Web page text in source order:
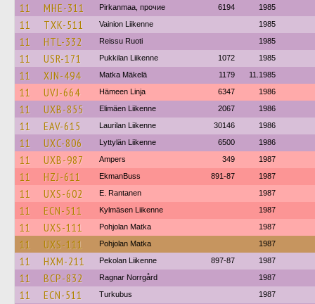
11 MHE-311 Pirkanmaa, прочие 6194 1985
11 TXK-511 Vainion Liikenne 1985
11 HTL-332 Reissu Ruoti 1985
11 USR-171 Pukkilan Liikenne 1072 1985
11 XJN-494 Matka Mäkelä 1179 11.1985
11 UVJ-664 Hämeen Linja 6347 1986
11 UXB-855 Elimäen Liikenne 2067 1986
11 EAV-615 Laurilan Liikenne 30146 1986
11 UXC-806 Lyttylän Liikenne 6500 1986
11 UXB-987 Ampers 349 1987
11 HZJ-611 EkmanBuss 891-87 1987
11 UXS-602 E. Rantanen 1987
11 ECN-511 Kylmäsen Liikenne 1987
11 UXS-111 Pohjolan Matka 1987
11 UXS-111 Pohjolan Matka 1987
11 HXM-211 Pekolan Liikenne 897-87 1987
11 BCP-832 Ragnar Norrgård 1987
11 ECN-511 Turkubus 1987